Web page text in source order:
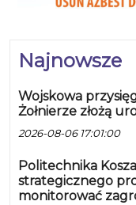
Najnowsze
Wojskowa
Żołnierze złożą
2026-08-06 17:01:00
Politechnika
strategicznego
monitorować